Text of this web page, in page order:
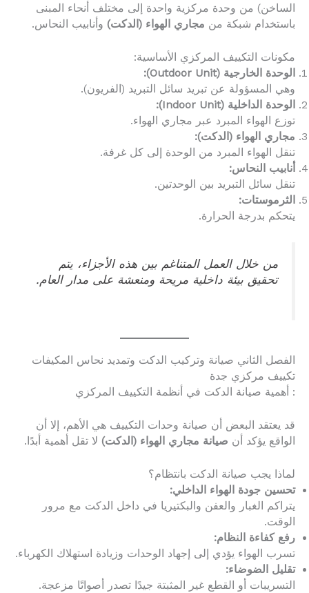
الساخن) من وحدة مركزية واحدة إلى مختلف أنحاء المبنى
باستخدام شبكة من مجاري الهواء (الدكت) وأنابيب النحاس.
مكونات التكييف المركزي الأساسية:
الوحدة الخارجية (Outdoor Unit):
وهي المسؤولة عن تبريد سائل التبريد (الفريون).
الوحدة الداخلية (Indoor Unit):
توزع الهواء المبرد عبر مجاري الهواء.
مجاري الهواء (الدكت):
تنقل الهواء المبرد من الوحدة إلى كل غرفة.
أنابيب النحاس:
تنقل سائل التبريد بين الوحدتين.
الثرموستات:
يتحكم بدرجة الحرارة.
من خلال العمل المتناغم بين هذه الأجزاء، يتم
تحقيق بيئة داخلية مريحة ومنعشة على مدار العام.
الفصل الثاني صيانة وتركيب الدكت وتمديد نحاس المكيفات
تكييف مركزي جدة
: أهمية صيانة الدكت في أنظمة التكييف المركزي
قد يعتقد البعض أن صيانة وحدات التكييف هي الأهم، إلا أن
الواقع يؤكد أن صيانة مجاري الهواء (الدكت) لا تقل أهمية أبدًا.
لماذا يجب صيانة الدكت بانتظام؟
تحسين جودة الهواء الداخلي:
يتراكم الغبار والعفن والبكتيريا في داخل الدكت مع مرور
الوقت.
رفع كفاءة النظام:
تسرب الهواء يؤدي إلى إجهاد الوحدات وزيادة استهلاك الكهرباء.
تقليل الضوضاء:
التسريبات أو القطع غير المثبتة جيدًا تصدر أصواتًا مزعجة.